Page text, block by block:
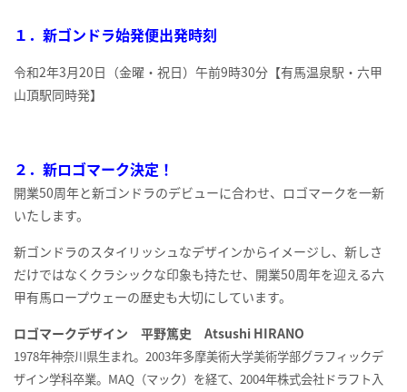
１．新ゴンドラ始発便出発時刻
令和2年3月20日（金曜・祝日）午前9時30分【有馬温泉駅・六甲
山頂駅同時発】
２．新ロゴマーク決定！
開業50周年と新ゴンドラのデビューに合わせ、ロゴマークを一新
いたします。
新ゴンドラのスタイリッシュなデザインからイメージし、新しさ
だけではなくクラシックな印象も持たせ、開業50周年を迎える六
甲有馬ロープウェーの歴史も大切にしています。
ロゴマークデザイン 平野篤史 Atsushi HIRANO
1978年神奈川県生まれ。2003年多摩美術大学美術学部グラフィックデ
ザイン学科卒業。MAQ（マック）を経て、2004年株式会社ドラフト入